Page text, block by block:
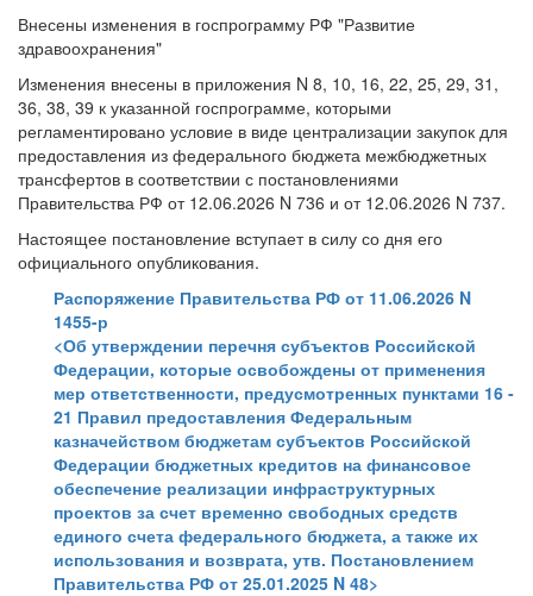
Внесены изменения в госпрограмму РФ "Развитие
здравоохранения"
Изменения внесены в приложения N 8, 10, 16, 22, 25, 29, 31,
36, 38, 39 к указанной госпрограмме, которыми
регламентировано условие в виде централизации закупок для
предоставления из федерального бюджета межбюджетных
трансфертов в соответствии с постановлениями
Правительства РФ от 12.06.2026 N 736 и от 12.06.2026 N 737.
Настоящее постановление вступает в силу со дня его
официального опубликования.
Распоряжение Правительства РФ от 11.06.2026 N
1455-р
<Об утверждении перечня субъектов Российской
Федерации, которые освобождены от применения
мер ответственности, предусмотренных пунктами 16 -
21 Правил предоставления Федеральным
казначейством бюджетам субъектов Российской
Федерации бюджетных кредитов на финансовое
обеспечение реализации инфраструктурных
проектов за счет временно свободных средств
единого счета федерального бюджета, а также их
использования и возврата, утв. Постановлением
Правительства РФ от 25.01.2025 N 48>